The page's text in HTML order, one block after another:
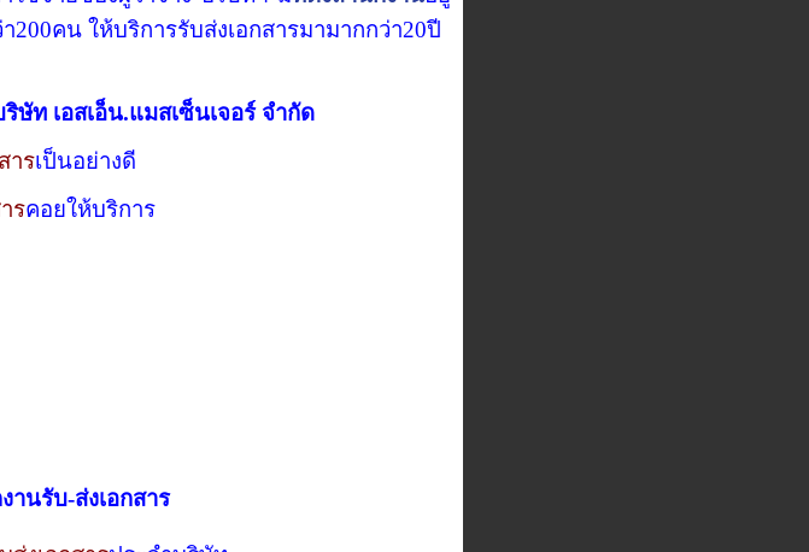
คน ให้บริการรับส่งเอกสารมามากกว่า20ปี
ษัท เอสเอ็น.แมสเซ็นเจอร์ จำกัด
ารเป็นอย่างดี
รคอยให้บริการ
านรับ-ส่งเอกสาร